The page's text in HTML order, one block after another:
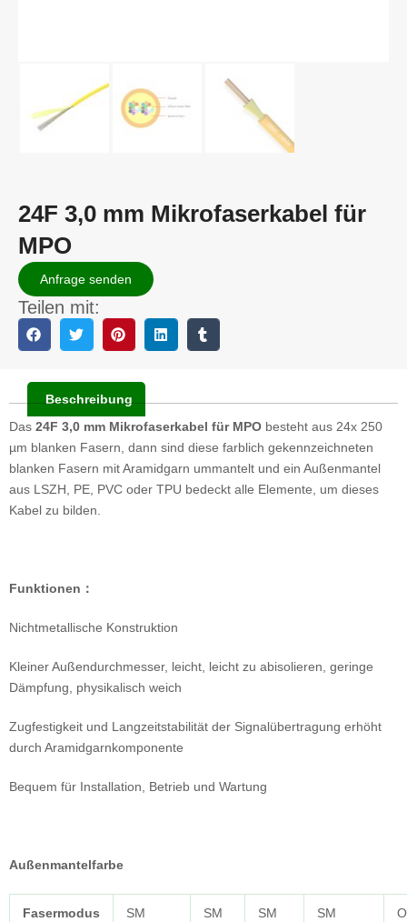
24F 3,0 mm Mikrofaserkabel für
MPO
Anfrage senden
Teilen mit:
Beschreibung
Das 24F 3,0 mm Mikrofaserkabel für MPO besteht aus 24x 250
µm blanken Fasern, dann sind diese farblich gekennzeichneten
blanken Fasern mit Aramidgarn ummantelt und ein Außenmantel
aus LSZH, PE, PVC oder TPU bedeckt alle Elemente, um dieses
Kabel zu bilden.
Funktionen ：
Nichtmetallische Konstruktion
Kleiner Außendurchmesser, leicht, leicht zu abisolieren, geringe
Dämpfung, physikalisch weich
Zugfestigkeit und Langzeitstabilität der Signalübertragung erhöht
durch Aramidgarnkomponente
Bequem für Installation, Betrieb und Wartung
Außenmantelfarbe
Fasermodus SM SM SM SM